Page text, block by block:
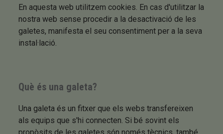
En aquesta web utilitzem cookies. En cas d'utilitzar la
nostra web sense procedir a la desactivació de les
galetes, manifesta el seu consentiment per a la seva
instal·lació.
Què és una galeta?
Una galeta és un fitxer que els webs transfereixen
als equips que s'hi connecten. Si bé sovint els